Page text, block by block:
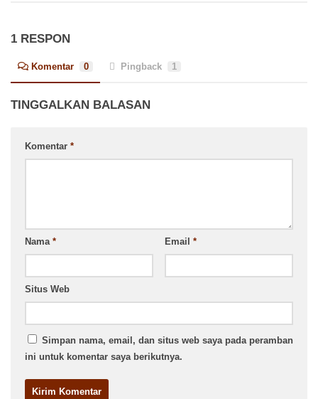
1 RESPON
Komentar 0 Pingback 1
TINGGALKAN BALASAN
Komentar *
Nama * Email *
Situs Web
Simpan nama, email, dan situs web saya pada peramban
ini untuk komentar saya berikutnya.